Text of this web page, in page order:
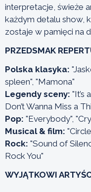
interpretacje, świeże
każdym detalu show,
zostaje w pamięci na
PRZEDSMAK
Polska klasyka:
spleen", "Mamona"
Legendy sceny: "It’s
Don’t Wanna Miss a
Pop: "Everybody",
Musical & film:
Rock: "Sound of
Rock You"
WYJĄTKOWI